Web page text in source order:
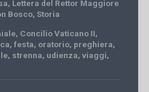
, Lettera del Rettor Maggiore
Bosco, Storia
, Concilio Vaticano II,
, festa, oratorio, preghiera,
, strenna, udienza, viaggi,